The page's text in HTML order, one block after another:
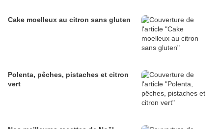
Cake moelleux au citron sans gluten
Polenta, pêches, pistaches et citron
vert